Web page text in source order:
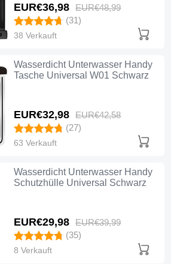
EUR€36,98 EUR€48,99
(31)
38 Verkauft
Wasserdicht Unterwasser Handy
Tasche Universal W01 Schwarz
EUR€32,98 EUR€42,58
(27)
63 Verkauft
Wasserdicht Unterwasser Handy
Schutzhülle Universal Schwarz
EUR€29,98 EUR€39,99
(35)
8 Verkauft